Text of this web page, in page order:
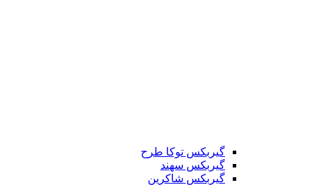
گیربکس توکا طرح
گیربکس سهند
گیربکس شاکرین